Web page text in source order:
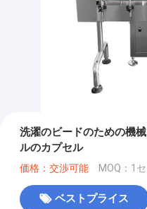
洗濯のビードのための機
ルのカプセル
価格：交渉可能 MOQ：1
ベストプライス